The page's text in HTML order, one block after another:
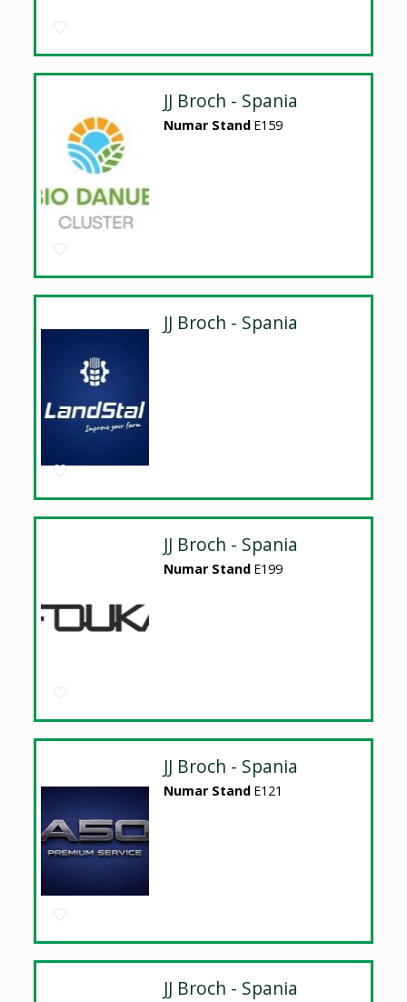
JJ Broch - Spania
Numar Stand E159
JJ Broch - Spania
JJ Broch - Spania
Numar Stand E199
JJ Broch - Spania
Numar Stand E121
JJ Broch - Spania